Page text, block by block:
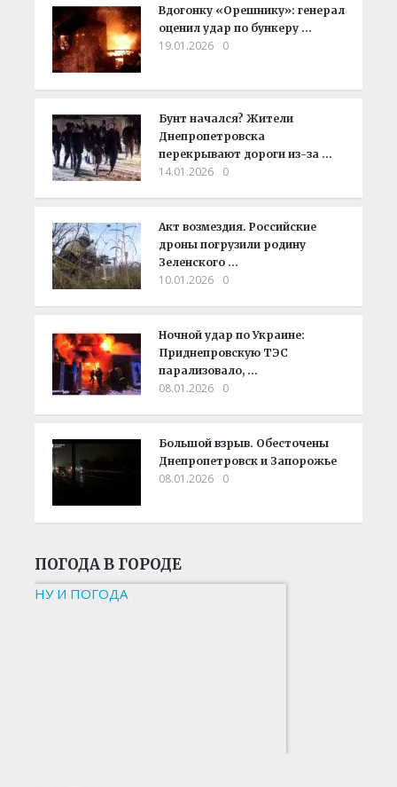
Вдогонку «Орешнику»: генерал
оценил удар по бункеру …
19.01.2026 0
Бунт начался? Жители
Днепропетровска
перекрывают дороги из-за …
14.01.2026 0
Акт возмездия. Российские
дроны погрузили родину
Зеленского …
10.01.2026 0
Ночной удар по Украине:
Приднепровскую ТЭС
парализовало, …
08.01.2026 0
Большой взрыв. Обесточены
Днепропетровск и Запорожье
08.01.2026 0
ПОГОДА В ГОРОДЕ
НУ И ПОГОДА